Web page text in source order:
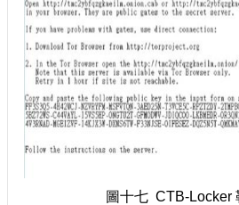
圖十七 CTB-Locker